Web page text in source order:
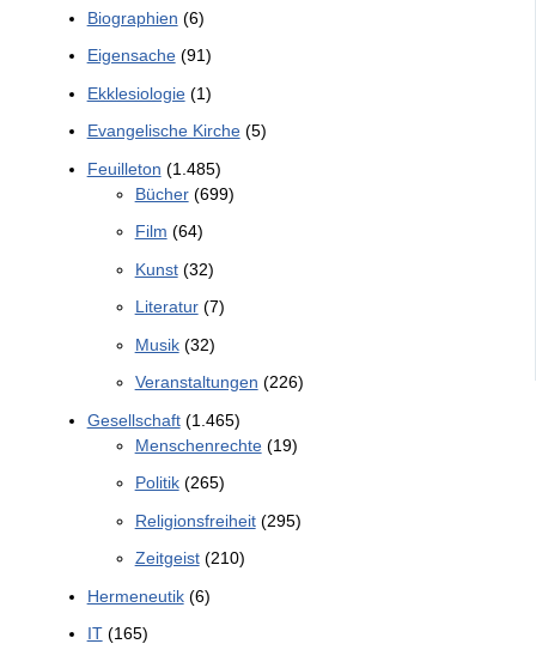
Biographien (6)
Eigensache(91)
Ekklesiologie(1)
Evangelische Kirche(5)
Feuilleton (1.485)
Bücher(699)
Film (64)
Kunst(32)
Literatur(7)
Musik(32)
Veranstaltungen (226)
Gesellschaft(1.465)
Menschenrechte(19)
Politik(265)
Religionsfreiheit(295)
Zeitgeist(210)
Hermeneutik(6)
IT(165)